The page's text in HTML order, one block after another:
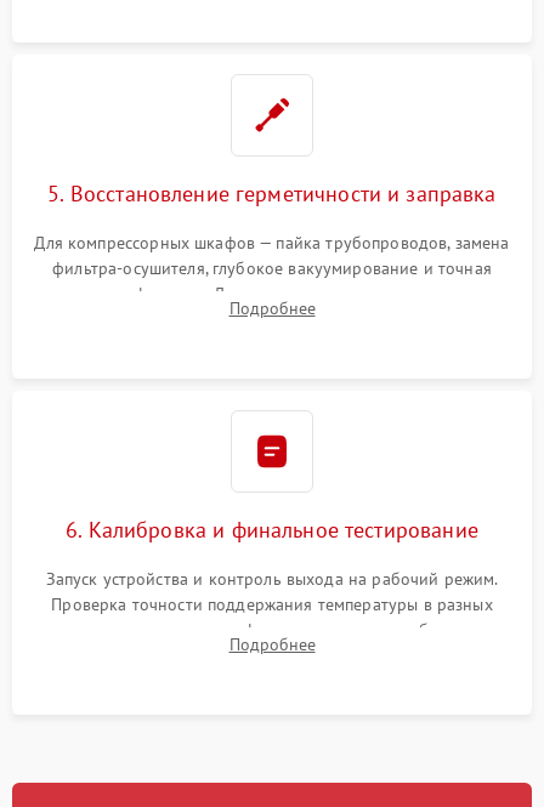
5. Восстановление герметичности и заправка
Для компрессорных шкафов — пайка трубопроводов, замена
фильтра-осушителя, глубокое вакуумирование и точная
заправка фреоном. Для термоэлектрических — замена
термопасты и герметизация охлаждающего блока.
Подробнее
6. Калибровка и финальное тестирование
Запуск устройства и контроль выхода на рабочий режим.
Проверка точности поддержания температуры в разных
климатических зонах шкафа, оценка уровня стабильности
влажности и полного отсутствия вибраций корпуса.
Подробнее